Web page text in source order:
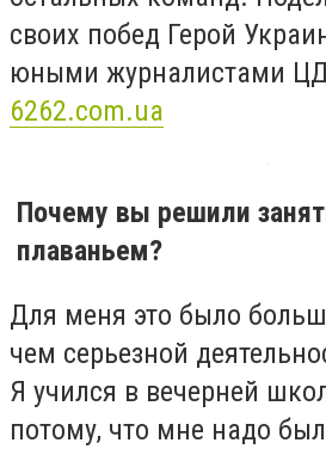
своих побед Герой
юными журналистами
6262.com.ua
Почему вы решили
плаваньем?
Для меня это было
чем серьезной
Я учился в вечерней
потому, что мне надо